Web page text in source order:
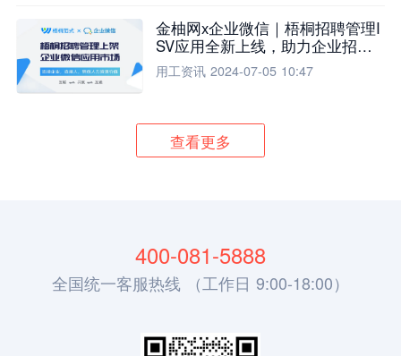
金柚网x企业微信｜梧桐招聘管理I
SV应用全新上线，助力企业招聘
流程全面升级
用工资讯 2024-07-05 10:47
查看更多
400-081-5888
全国统一客服热线 （工作日 9:00-18:00）